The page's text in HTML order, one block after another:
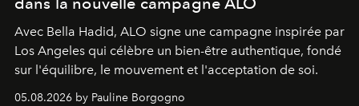
Avec Bella Hadid, ALO signe une campagne inspirée par
Los Angeles qui célèbre un bien-être authentique, fondé
sur l'équilibre, le mouvement et l'acceptation de soi.
05.08.2026 by Pauline Borgogno